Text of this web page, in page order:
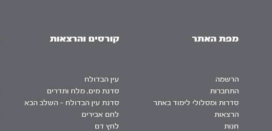
מפת האתר
הרשמה
התחברות
סדרות ומסלולי לימוד באתר
הרצאות
חנות
קורסים והרצאות
עין הבדולח
סדנת מים, מלח ותדרים
סדנת עין הבדולח – השלב הבא
לחם אבירים
לחץ דם